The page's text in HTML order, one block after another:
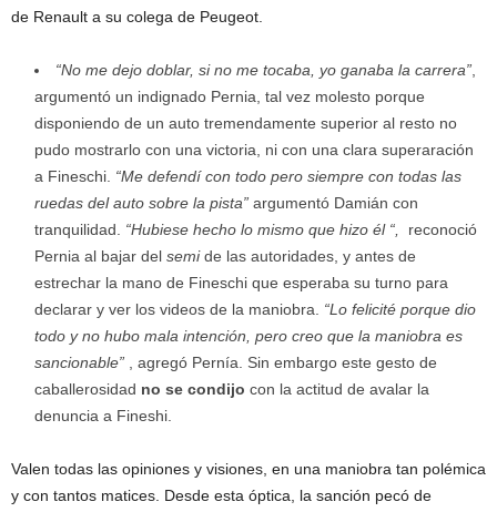
de Renault a su colega de Peugeot.
“No me dejo doblar, si no me tocaba, yo ganaba la carrera”
argumentó un indignado Pernia, tal vez molesto porque
disponiendo de un auto tremendamente superior al resto no
pudo mostrarlo con una victoria, ni con una clara superaración
a Fineschi. “Me defendí con todo pero siempre con todas las
ruedas del auto sobre la pista” argumentó Damián con
tranquilidad. “Hubiese hecho lo mismo que hizo él “,
reconoció
Pernia al bajar del semide las autoridades, y antes de
estrechar la mano de Fineschi que esperaba su turno para
declarar y ver los videos de la maniobra.
“Lo felicité porque dio
todo y no hubo mala intención, pero creo que la maniobra es
sancionable” , agregó Pernía. Sin embargo este gesto de
caballerosidad no se condijo con la actitud de avalar la
denuncia a Fineshi.
Valen todas las opiniones y visiones, en una maniobra tan polémica
y con tantos matices. Desde esta óptica, la sanción pecó de